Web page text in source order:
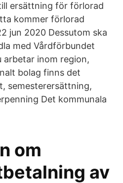
ersättning för förlorad
kommer förlorad
jun 2020 Dessutom ska
med Vårdförbundet
arbetar inom region,
bolag finns det
semesterersättning,
Det kommunala
om
av